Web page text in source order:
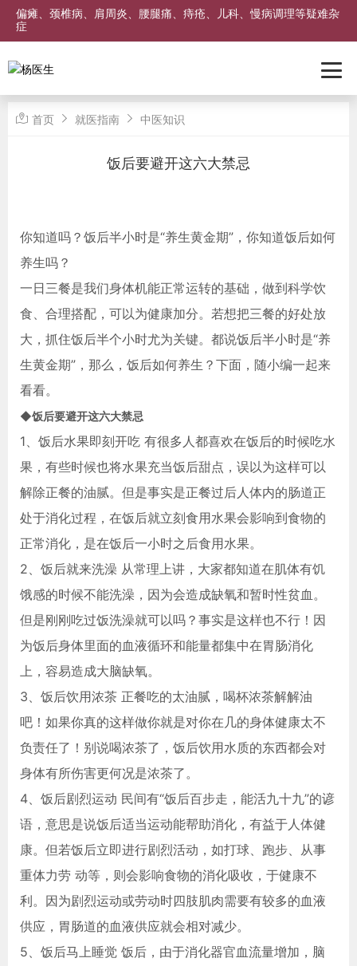
偏瘫、颈椎病、肩周炎、腰腿痛、痔疮、儿科、慢病调理等疑难杂
症
首页 就医指南 中医知识
饭后要避开这六大禁忌
你知道吗？饭后半小时是“养生黄金期”，你知道饭后如何
养生吗？
一日三餐是我们身体机能正常运转的基础，做到科学饮
食、合理搭配，可以为健康加分。若想把三餐的好处放
大，抓住饭后半个小时尤为关键。都说饭后半小时是“养
生黄金期”，那么，饭后如何养生？下面，随小编一起来
看看。
◆饭后要避开这六大禁忌
1、饭后水果即刻开吃 有很多人都喜欢在饭后的时候吃水
果，有些时候也将水果充当饭后甜点，误以为这样可以
解除正餐的油腻。但是事实是正餐过后人体内的肠道正
处于消化过程，在饭后就立刻食用水果会影响到食物的
正常消化，是在饭后一小时之后食用水果。
2、饭后就来洗澡 从常理上讲，大家都知道在肌体有饥
饿感的时候不能洗澡，因为会造成缺氧和暂时性贫血。
但是刚刚吃过饭洗澡就可以吗？事实是这样也不行！因
为饭后身体里面的血液循环和能量都集中在胃肠消化
上，容易造成大脑缺氧。
3、饭后饮用浓茶 正餐吃的太油腻，喝杯浓茶解解油
吧！如果你真的这样做你就是对你在几的身体健康太不
负责任了！别说喝浓茶了，饭后饮用水质的东西都会对
身体有所伤害更何况是浓茶了。
4、饭后剧烈运动 民间有“饭后百步走，能活九十九”的谚
语，意思是说饭后适当运动能帮助消化，有益于人体健
康。但若饭后立即进行剧烈活动，如打球、跑步、从事
重体力劳 动等，则会影响食物的消化吸收，于健康不
利。因为剧烈运动或劳动时四肢肌肉需要有较多的血液
供应，胃肠道的血液供应就会相对减少。
5、饭后马上睡觉 饭后，由于消化器官血流量增加，脑